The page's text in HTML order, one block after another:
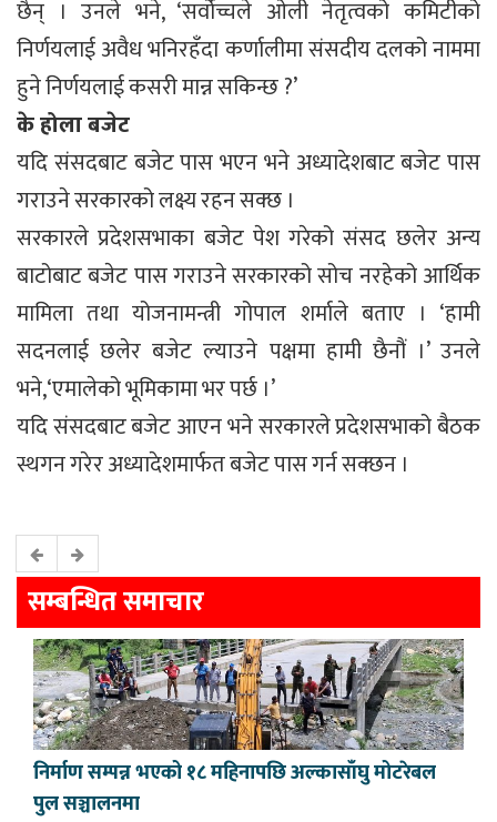
छैन् । उनले भने, ‘सर्वोच्चले ओली नेतृत्वको कमिटीको
निर्णयलाई अवैध भनिरहँदा कर्णालीमा संसदीय दलको नाममा
हुने निर्णयलाई कसरी मान्न सकिन्छ ?’
के होला बजेट
यदि संसदबाट बजेट पास भएन भने अध्यादेशबाट बजेट पास
गराउने सरकारको लक्ष्य रहन सक्छ ।
सरकारले प्रदेशसभाका बजेट पेश गरेको संसद छलेर अन्य
बाटोबाट बजेट पास गराउने सरकारको सोच नरहेको आर्थिक
मामिला तथा योजनामन्त्री गोपाल शर्माले बताए । ‘हामी
सदनलाई छलेर बजेट ल्याउने पक्षमा हामी छैनौं ।’ उनले
भने,‘एमालेको भूमिकामा भर पर्छ ।’
यदि संसदबाट बजेट आएन भने सरकारले प्रदेशसभाको बैठक
स्थगन गरेर अध्यादेशमार्फत बजेट पास गर्न सक्छन ।
सम्बन्धित समाचार
निर्माण सम्पन्न भएको १८ महिनापछि अल्कासाँघु मोटरेबल
पुल सञ्चालनमा